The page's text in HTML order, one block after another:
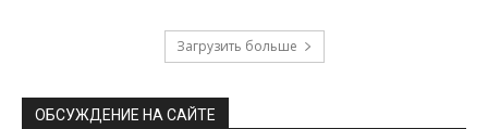
Загрузить больше
ОБСУЖДЕНИЕ НА САЙТЕ